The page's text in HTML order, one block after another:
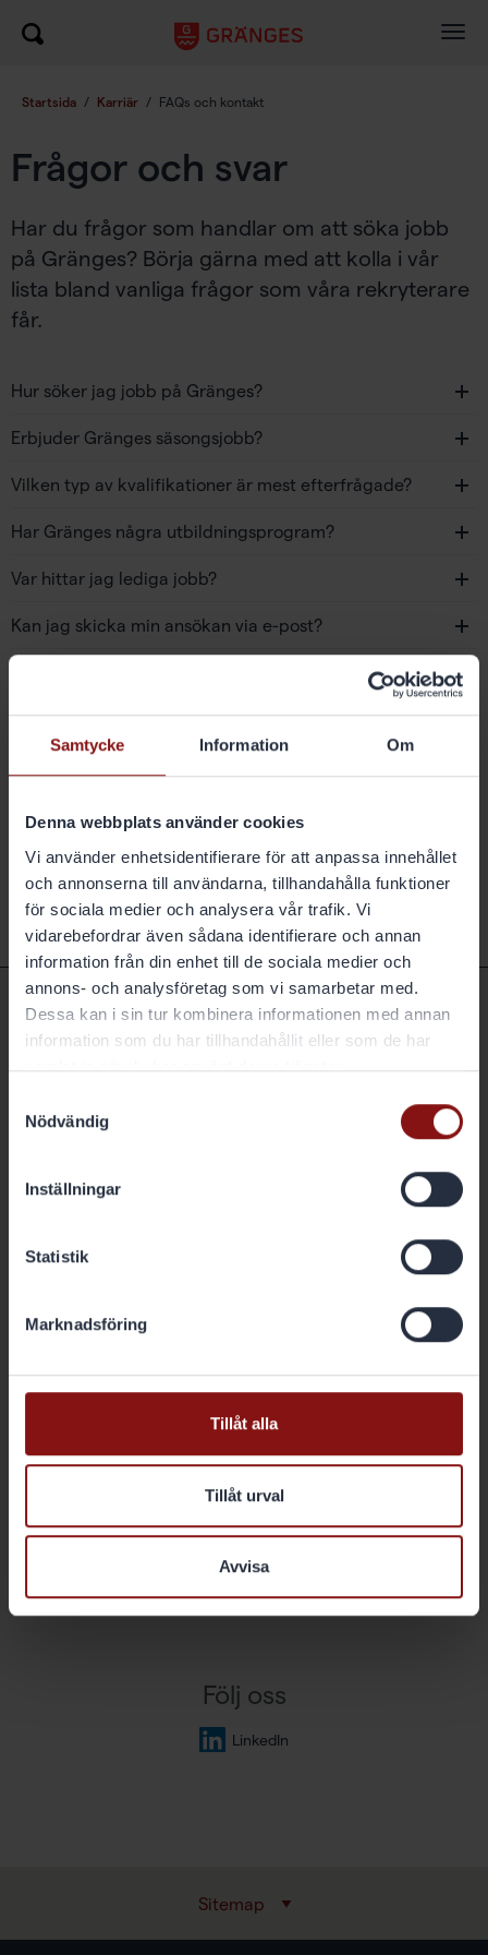
Samtycke Information Om
Denna webbplats använder cookies
Vi använder enhetsidentifierare för att anpassa innehållet
och annonserna till användarna, tillhandahålla funktioner
för sociala medier och analysera vår trafik. Vi
vidarebefordrar även sådana identifierare och annan
information från din enhet till de sociala medier och
annons- och analysföretag som vi samarbetar med.
Dessa kan i sin tur kombinera informationen med annan
information som du har tillhandahållit eller som de har
samlat in när du har använt deras tjänster.
Nödvändig
Inställningar
Statistik
Marknadsföring
Tillåt alla
Tillåt urval
Avvisa
Startsida / Karriär / FAQs och kontakt
Frågor och svar
Har du frågor som handlar om att söka jobb
på Gränges? Börja gärna med att kolla i vår
lista bland vanliga frågor som våra rekryterare
får.
Hur söker jag jobb på Gränges?
Erbjuder Gränges säsongsjobb?
Vilken typ av kvalifikationer är mest efterfrågade?
Har Gränges några utbildningsprogram?
Var hittar jag lediga jobb?
Kan jag skicka min ansökan via e-post?
Vill du veta mer om oss som
arbetsplats?
Kontakta oss på hr.sweden@granges.com
Hitta direkt
Huvudkontor
Linnégatan 18
114 47 Stockholm
info@granges.com
Nyheter
Följ oss
LinkedIn
Sitemap